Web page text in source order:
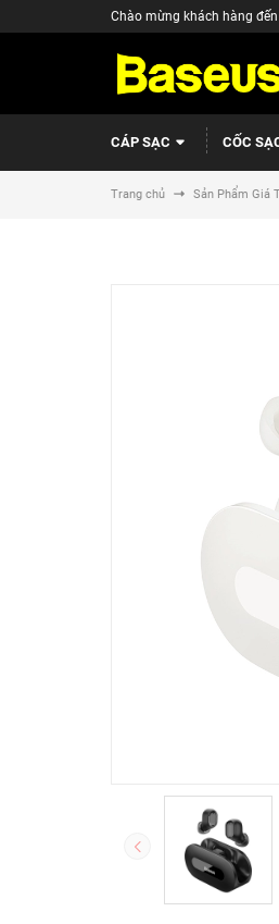
Chào mừng khách hàng đến
CÁP SẠC CỐC
Trang chủ Sản Phẩm Giá